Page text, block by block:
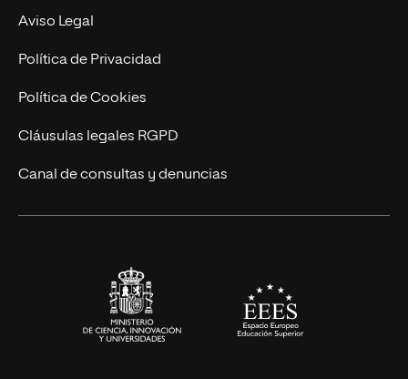
Experto Universitario
Postgrados
Cursos Universitarios
Nuestro Equipo
Trabaja en UNIR
Actualidad
UNIR Revista
Eventos
Aviso Legal
Política de Privacidad
Política de Cookies
Cláusulas legales RGPD
Canal de consultas y denuncias